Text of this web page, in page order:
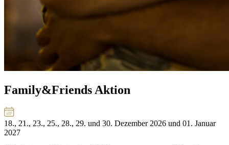
Family&Friends Aktion
18., 21., 23., 25., 28., 29. und 30. Dezember 2026 und 01. Januar
2027